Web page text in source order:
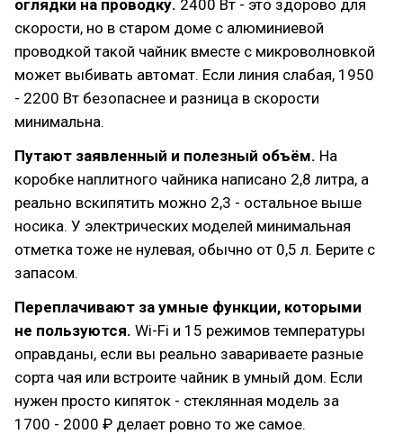
оглядки на проводку. 2400 Вт - это здорово для
скорости, но в старом доме с алюминиевой
проводкой такой чайник вместе с микроволновкой
может выбивать автомат. Если линия слабая, 1950
- 2200 Вт безопаснее и разница в скорости
минимальна.
Путают заявленный и полезный объём. На
коробке наплитного чайника написано 2,8 литра, а
реально вскипятить можно 2,3 - остальное выше
носика. У электрических моделей минимальная
отметка тоже не нулевая, обычно от 0,5 л. Берите с
запасом.
Переплачивают за умные функции, которыми
не пользуются. Wi-Fi и 15 режимов температуры
оправданы, если вы реально завариваете разные
сорта чая или встроите чайник в умный дом. Если
нужен просто кипяток - стеклянная модель за
1700 - 2000 ₽ делает ровно то же самое.